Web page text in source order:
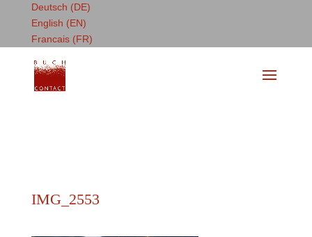
Deutsch (DE)
English (EN)
Francais (FR)
IMG_2553